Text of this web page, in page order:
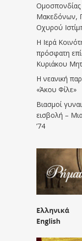
Ομοσπονδίας
Μακεδόνων,
Οχυρού
Η Ιερά
πρόσφατη
Κυριάκου
Η νεανική
«Άκου Φίλε»
Βιασμοί
εισβολή –
’74
Ελληνικά
English